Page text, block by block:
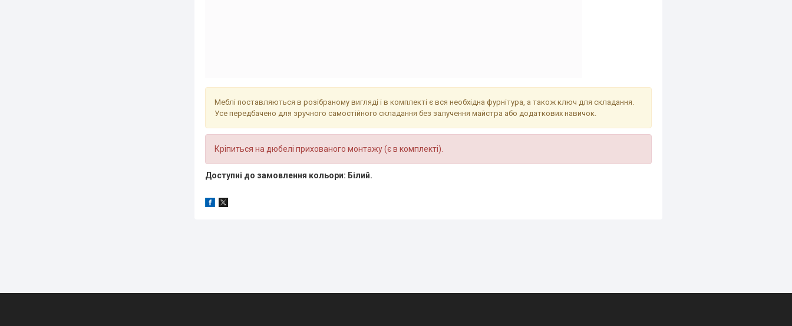
Меблі поставляються в розібраному вигляді і в комплекті є вся необхідна фурнітура, а також ключ для складання.
Усе передбачено для зручного самостійного складання без залучення майстра або додаткових навичок.
Кріпиться на дюбелі прихованого монтажу (є в комплекті).
Доступні до замовлення кольори: Білий.